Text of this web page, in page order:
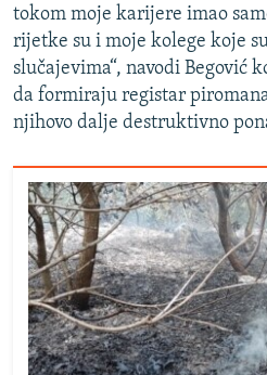
tokom moje karijere imao
rijetke su i moje kolege koje
slučajevima“, navodi Begović
da formiraju registar
njihovo dalje destruktivno